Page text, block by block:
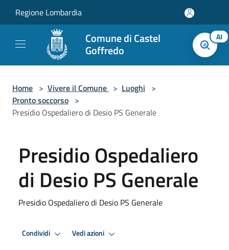
Regione Lombardia
Comune di Castel
Goffredo
AI
Home > Vivere il Comune > Luoghi >
Pronto soccorso >
Presidio Ospedaliero di Desio PS Generale
Presidio Ospedaliero
di Desio PS Generale
Presidio Ospedaliero di Desio PS Generale
Condividi Vedi azioni